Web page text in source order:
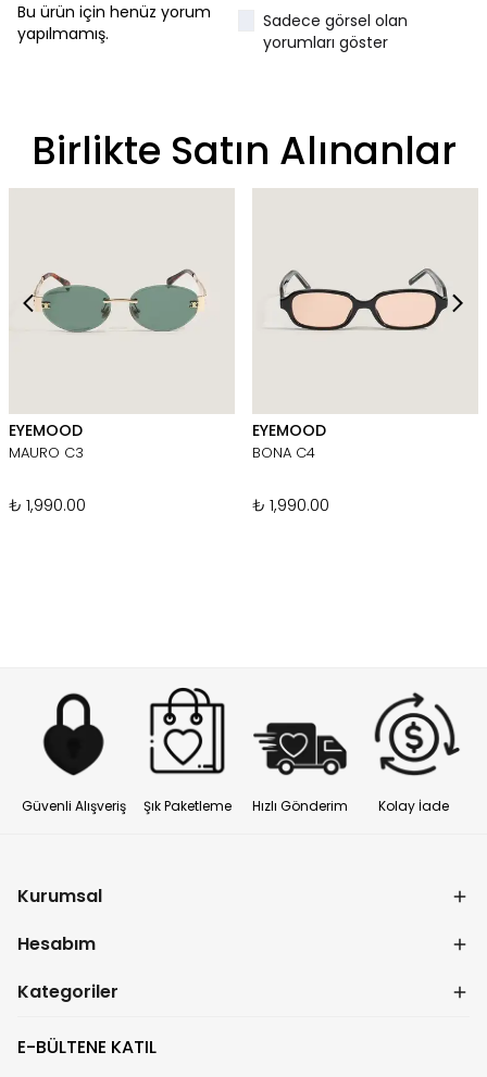
Bu ürün için henüz yorum
yapılmamış.
Sadece görsel olan
yorumları göster
Birlikte Satın Alınanlar
EYEMOOD
MAURO C3
₺ 1,990.00
EYEMOOD
BONA C4
₺ 1,990.00
Güvenli Alışveriş Şık Paketleme Hızlı Gönderim Kolay İade
Kurumsal
Hesabım
Kategoriler
E-BÜLTENE KATIL